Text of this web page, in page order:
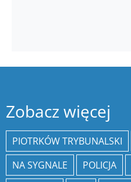
Zobacz więcej
PIOTRKÓW TRYBUNALSKI
NA SYGNALE
POLICJA